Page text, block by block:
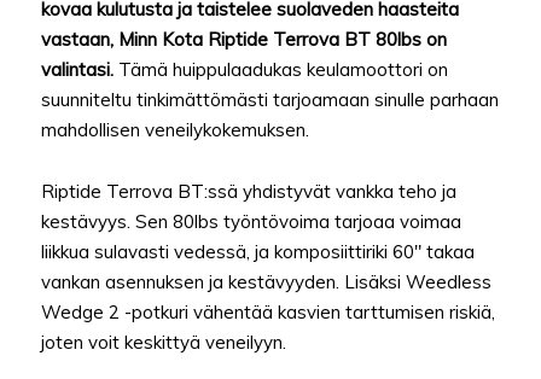
kovaa kulutusta ja taistelee suolaveden haasteita
vastaan, Minn Kota Riptide Terrova BT 80lbs on
valintasi. Tämä huippulaadukas keulamoottori on
suunniteltu tinkimättömästi tarjoamaan sinulle parhaan
mahdollisen veneilykokemuksen.
Riptide Terrova BT:ssä yhdistyvät vankka teho ja
kestävyys. Sen 80lbs työntövoima tarjoaa voimaa
liikkua sulavasti vedessä, ja komposiittiriki 60″ takaa
vankan asennuksen ja kestävyyden. Lisäksi Weedless
Wedge 2 -potkuri vähentää kasvien tarttumisen riskiä,
joten voit keskittyä veneilyyn.